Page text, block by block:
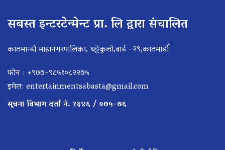
सबस्त इन्टरटेन्मेन्ट प्रा. लि द्वारा संचालित
काठमान्डौ माहानगरपालिका, घट्टेकुलो,वार्ड -२९,काठमाडौँ
फोन : +९७७-९८५१०८२२७५
इमेल: entertainmentsabasta@gmail.com
सूचना विभाग दर्ता नं. १३४६ / ०७५–७६